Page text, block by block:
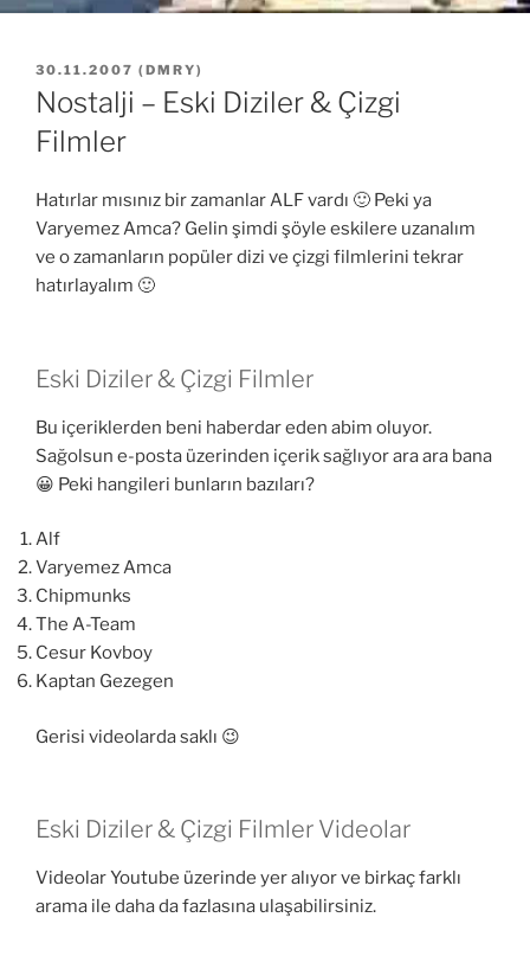
YAYIM
TARIHI
30.11.2007 ( DMRY)
Nostalji – Eski Diziler & Çizgi
Filmler
Hatırlar mısınız bir zamanlar ALF vardı 🙂 Peki ya
Varyemez Amca? Gelin şimdi şöyle eskilere uzanalım
ve o zamanların popüler dizi ve çizgi filmlerini tekrar
hatırlayalım 🙂
Eski Diziler & Çizgi Filmler
Bu içeriklerden beni haberdar eden abim oluyor.
Sağolsun e-posta üzerinden içerik sağlıyor ara ara bana
😀 Peki hangileri bunların bazıları?
Alf
Varyemez Amca
Chipmunks
The A-Team
Cesur Kovboy
Kaptan Gezegen
Gerisi videolarda saklı 😉
Eski Diziler & Çizgi Filmler Videolar
Videolar Youtube üzerinde yer alıyor ve birkaç farklı
arama ile daha da fazlasına ulaşabilirsiniz.